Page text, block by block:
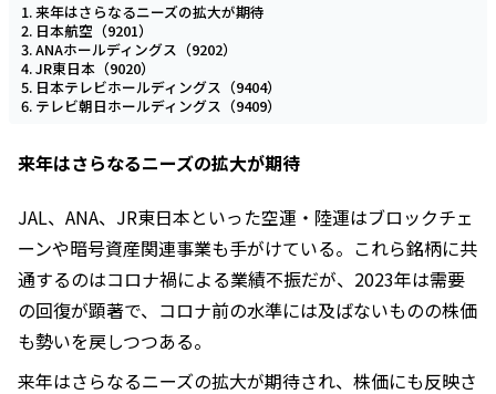
来年はさらなるニーズの拡大が期待
日本航空（9201）
ANAホールディングス（9202）
JR東日本（9020）
日本テレビホールディングス（9404）
テレビ朝日ホールディングス（9409）
来年はさらなるニーズの拡大が期待
JAL、ANA、JR東日本といった空運・陸運はブロックチェ
ーンや暗号資産関連事業も手がけている。これら銘柄に共
通するのはコロナ禍による業績不振だが、2023年は需要
の回復が顕著で、コロナ前の水準には及ばないものの株価
も勢いを戻しつつある。
来年はさらなるニーズの拡大が期待され、株価にも反映さ